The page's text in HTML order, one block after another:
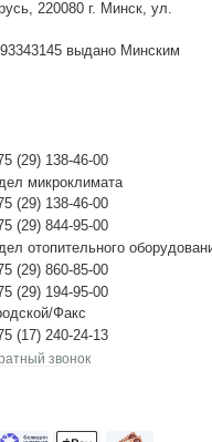
220080 г. Минск, ул.
выдано Минским
(29) 138-46-00
микроклимата
(29) 138-46-00
(29) 844-95-00
отопительного
(29) 860-85-00
(29) 194-95-00
Факс
(17) 240-24-13
звонок